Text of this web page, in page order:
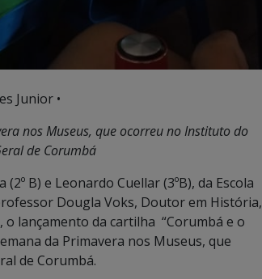
Junior •
nos Museus, que ocorreu no Instituto do
de Corumbá
B) e Leonardo Cuellar (3ºB), da Escola
Dougla Voks, Doutor em História,
lançamento da cartilha “Corumbá e o
da Primavera nos Museus, que
de Corumbá.